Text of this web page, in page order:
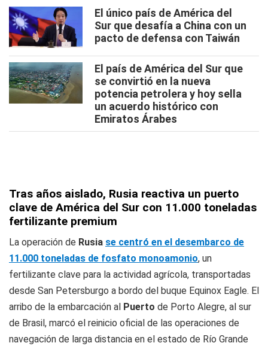
El único país de América del
Sur que desafía a China con un
pacto de defensa con Taiwán
El país de América del Sur que
se convirtió en la nueva
potencia petrolera y hoy sella
un acuerdo histórico con
Emiratos Árabes
Tras años aislado, Rusia reactiva un puerto
clave de América del Sur con 11.000 toneladas
fertilizante premium
La operación de Rusia se centró en el desembarco de
11.000 toneladas de fosfato monoamonio, un
fertilizante clave para la actividad agrícola, transportadas
desde San Petersburgo a bordo del buque Equinox Eagle. El
arribo de la embarcación al Puerto de Porto Alegre, al sur
de Brasil, marcó el reinicio oficial de las operaciones de
navegación de larga distancia en el estado de Río Grande